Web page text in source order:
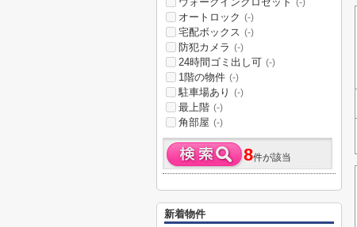
(-)
オートロック (-)
宅配ボックス (-)
防犯カメラ (-)
24時間ゴミ出し可 (-)
1階の物件 (-)
駐車場あり (-)
最上階 (-)
角部屋 (-)
8件が該当
新着物件